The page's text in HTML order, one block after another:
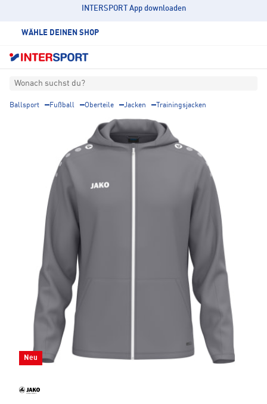
INTERSPORT App downloaden
WÄHLE DEINEN SHOP
Wonach suchst du?
Ballsport Fußball Oberteile Jacken Trainingsjacken
Neu